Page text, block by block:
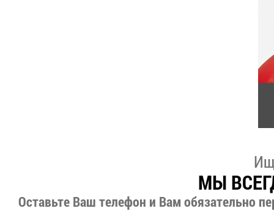
МЫ
Оставьте Ваш телефон и Вам обязательно